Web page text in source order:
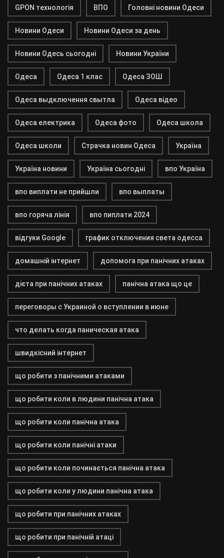
GPON технологія ВПО Головні новини Одеси
Новини Одеси Новини Одеси за день
Новини Одесь сьогодні Новини України
Одеса Одеса 1 клас Одеса ЗОШ
Одеса выдключення свытла Одеса відео
Одеса електрика Одеса фото Одеса школа
Одеса школи Страчка новин Одеса Україна
Україна новини Україна сьогодні впо Україна
впо виплати не прийшли впо выплаты
впо горяча лінія впо пиплати 2024
відгуки Google график отключения света одесса
домашній інтернет допомога при панічних атаках
дієта при панічних атаках панічна атака що це
переговоры с Украиной о вступлении в июне
что делать когда паническая атака
швидкісний інтернет
що робити з панічними атаками
що робити коли в людини панічна атака
що робити коли панічна атака
що робити коли панічні атаки
що робити коли починається панічна атака
що робити коли у людини панічна атака
що робити при панічних атаках
що робити при панічній атаці